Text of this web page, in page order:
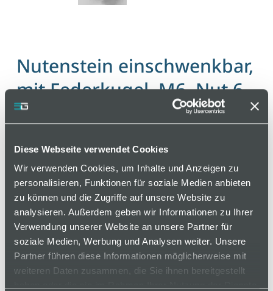
Diese Webseite verwendet Cookies
Wir verwenden Cookies, um Inhalte und Anzeigen zu
personalisieren, Funktionen für soziale Medien anbieten
zu können und die Zugriffe auf unsere Website zu
analysieren. Außerdem geben wir Informationen zu Ihrer
Verwendung unserer Website an unsere Partner für
soziale Medien, Werbung und Analysen weiter. Unsere
Partner führen diese Informationen möglicherweise mit
weiteren Daten zusammen, die Sie ihnen bereitgestellt
Nutenstein einschwenkbar,
mit Federkugel, M6, Nut 6
Artikelnummer 120000582 / Alte Materialnummer:
Nutensteine für die Befestigung von Bauteilen und
zum Einsatz in der Verbindungstechnik.
auf Anfrage